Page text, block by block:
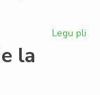
Legu pli
la